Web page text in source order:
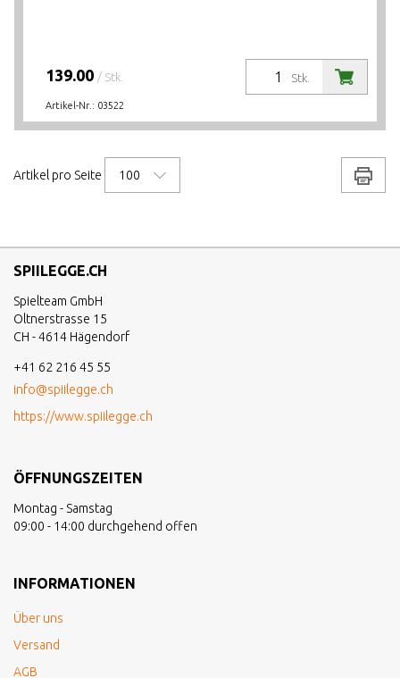
Stk.
139.00 / Stk.
Artikel-Nr.: 03522
Artikel pro Seite 100
SPIILEGGE.CH
Spielteam GmbH
Oltnerstrasse 15
CH - 4614 Hägendorf
+41 62 216 45 55
info@spiilegge.ch
https://www.spiilegge.ch
ÖFFNUNGSZEITEN
Montag - Samstag
09:00 - 14:00 durchgehend offen
INFORMATIONEN
Über uns
Versand
AGB